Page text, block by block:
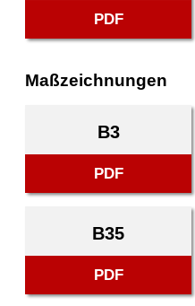
PDF
Maßzeichnungen
B3
PDF
B35
PDF